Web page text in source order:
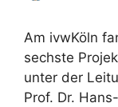
Am ivwKöln
sechste
unter der
Prof. Dr.